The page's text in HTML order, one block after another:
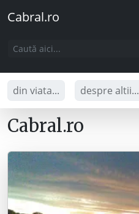
Cabral.ro
din viata... despre altii...
Cabral.ro